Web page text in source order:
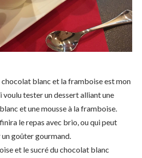
chocolat blanc et la framboise est mon
voulu tester un dessert alliant une
et une mousse à la framboise.
le repas avec brio, ou qui peut
goûter gourmand.
et le sucré du chocolat blanc